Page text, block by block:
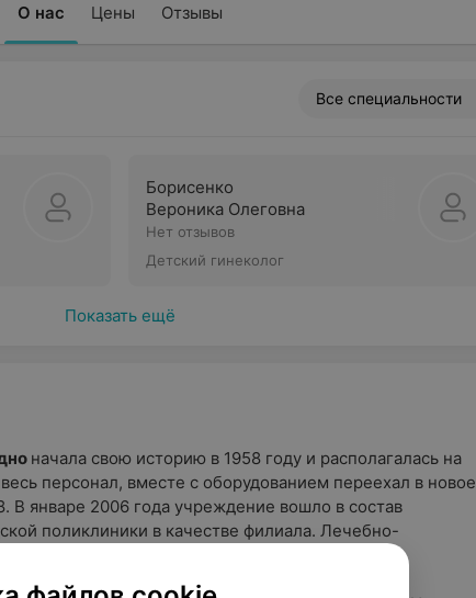
О нас Цены Отзывы
Все специальности
Борисенко
Вероника Олеговна
Нет отзывов
Детский гинеколог
Показать ещё
начала свою историю в 1958 году и располагалась на
персонал, вместе с оборудованием переехал в новое
В январе 2006 года учреждение вошло в состав
поликлиники в качестве филиала. Лечебно-
детям от 0 до 17 лет.